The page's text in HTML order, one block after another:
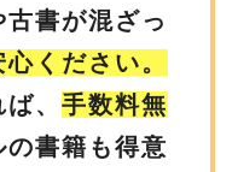
古書が混ざっ
心ください。
ば、手数料無
の書籍も得意